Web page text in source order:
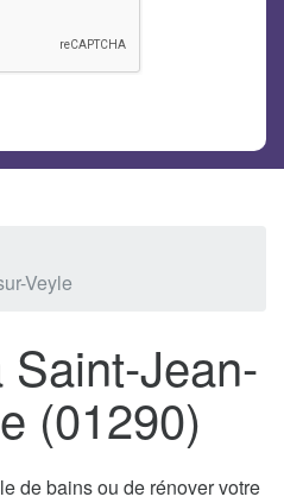
Veyle
Jean-
(01290)
de bains ou de rénover votre